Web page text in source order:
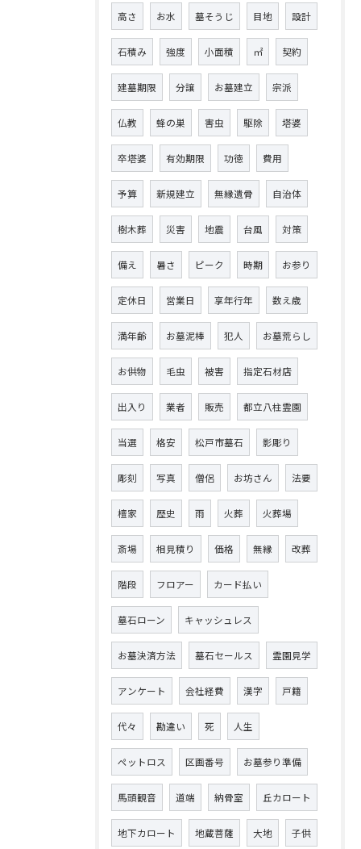
高さ お水 墓そうじ 目地 設計
石積み 強度 小面積 ㎡ 契約
建墓期限 分譲 お墓建立 宗派
仏教 蜂の巣 害虫 駆除 塔婆
卒塔婆 有効期限 功徳 費用
予算 新規建立 無縁遺骨 自治体
樹木葬 災害 地震 台風 対策
備え 暑さ ピーク 時期 お参り
定休日 営業日 享年行年 数え歳
満年齢 お墓泥棒 犯人 お墓荒らし
お供物 毛虫 被害 指定石材店
出入り 業者 販売 都立八柱霊園
当選 格安 松戸市墓石 影彫り
彫刻 写真 僧侶 お坊さん 法要
檀家 歴史 雨 火葬 火葬場
斎場 相見積り 価格 無縁 改葬
階段 フロアー カード払い
墓石ローン キャッシュレス
お墓決済方法 墓石セールス 霊園見学
アンケート 会社経費 漢字 戸籍
代々 勘違い 死 人生
ペットロス 区画番号 お墓参り準備
馬頭観音 道端 納骨室 丘カロート
地下カロート 地蔵菩薩 大地 子供